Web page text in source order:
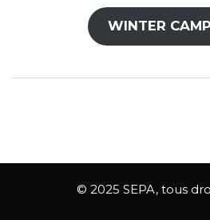
WINTER
© 2025 SEPA, tous